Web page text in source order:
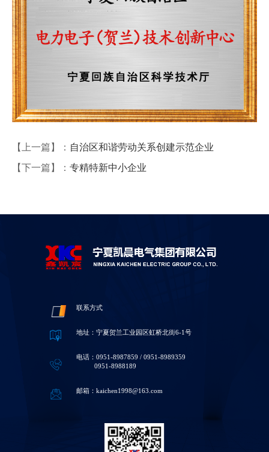
【上一篇】： 自治区和谐劳动关系创建示范企业
【下一篇】： 专精特新中小企业
联系方式
地址：宁夏贺兰工业园区虹桥北街6-1号
电话：0951-8987859 / 0951-8989359
0951-8988189
邮箱：kaichen1998@163.com